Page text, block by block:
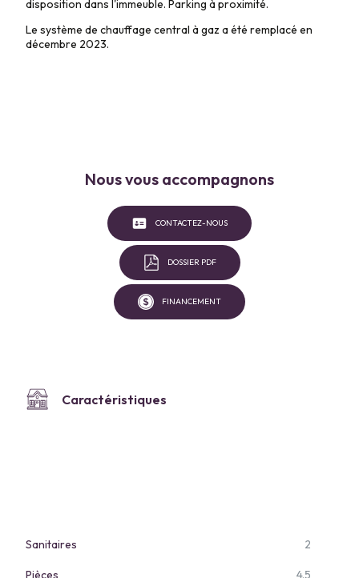
disposition dans l'immeuble. Parking à proximité.
Le système de chauffage central à gaz a été remplacé en
décembre 2023.
Nous vous accompagnons
CONTACTEZ-NOUS
DOSSIER PDF
FINANCEMENT
Caractéristiques
Sanitaires 2
Pièces 4.5